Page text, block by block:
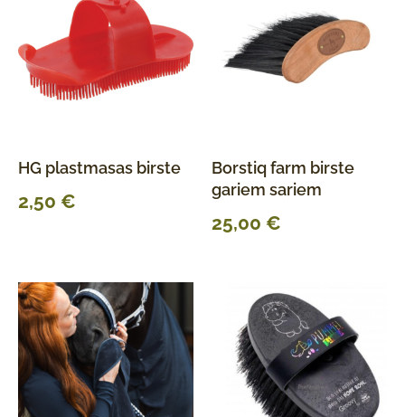
HG plastmasas birste
2,50 €
Borstiq farm birste
gariem sariem
25,00 €